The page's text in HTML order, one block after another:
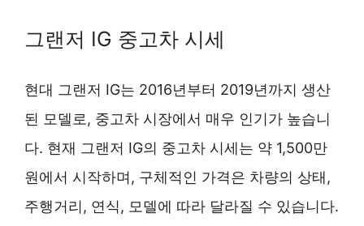
그랜저 IG 중고차 시세
현대 그랜저 IG는 2016년부터 2019년까지 생산
된 모델로, 중고차 시장에서 매우 인기가 높습니
다. 현재 그랜저 IG의 중고차 시세는 약 1,500만
원에서 시작하며, 구체적인 가격은 차량의 상태,
주행거리, 연식, 모델에 따라 달라질 수 있습니다.